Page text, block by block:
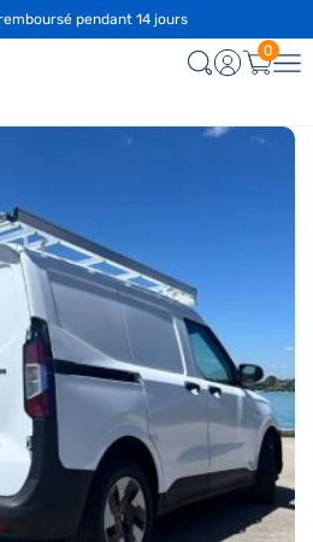
pendant 14 jours
0